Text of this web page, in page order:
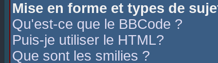
Mise en forme et types de
Qu'est-ce que le BBCode ?
Puis-je utiliser le HTML?
Que sont les smilies ?